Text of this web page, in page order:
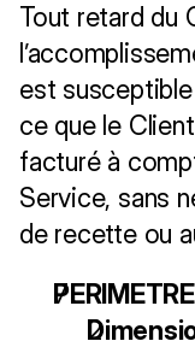
Tout retard du
est
ce que le
facturé à
Service, sans
de recette ou